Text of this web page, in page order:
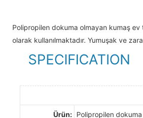
Polipropilen dokuma olmayan kumaş ev
olarak kullanılmaktadır. Yumuşak ve
SPECIFICATION
Ürün: Polipropilen